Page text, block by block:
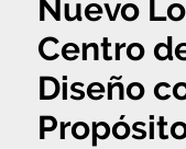
Nuevo
Centro
Diseño